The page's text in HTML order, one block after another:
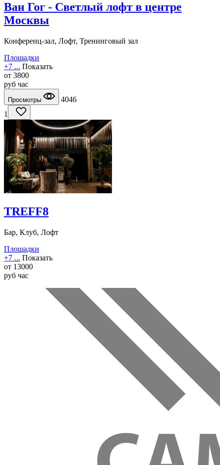
Ван Гог - Светлый лофт в центре
Москвы
Конференц-зал, Лофт, Тренинговый зал
Площадки
+7 ... Показать
от 3800
руб час
Просмотры
4046
1
TREFF8
Бар, Клуб, Лофт
Площадки
+7 ... Показать
от 13000
руб час